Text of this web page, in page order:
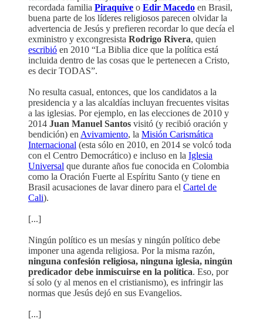
recordada familia Piraquive o Edir Macedo en Brasil,
buena parte de los líderes religiosos parecen olvidar la
advertencia de Jesús y prefieren recordar lo que decía el
exministro y excongresista Rodrigo Rivera, quien
escribió en 2010 “La Biblia dice que la política está
incluida dentro de las cosas que le pertenecen a Cristo,
es decir TODAS”.
No resulta casual, entonces, que los candidatos a la
presidencia y a las alcaldías incluyan frecuentes visitas
a las iglesias. Por ejemplo, en las elecciones de 2010 y
2014 Juan Manuel Santos visitó (y recibió oración y
bendición) en Avivamiento, la Misión Carismática
Internacional (esta sólo en 2010, en 2014 se volcó toda
con el Centro Democrático) e incluso en la Iglesia
Universal que durante años fue conocida en Colombia
como la Oración Fuerte al Espíritu Santo (y tiene en
Brasil acusaciones de lavar dinero para el Cartel de
Cali).
[...]
Ningún político es un mesías y ningún político debe
imponer una agenda religiosa. Por la misma razón,
ninguna confesión religiosa, ninguna iglesia, ningún
predicador debe inmiscuirse en la política. Eso, por
sí solo (y al menos en el cristianismo), es infringir las
normas que Jesús dejó en sus Evangelios.
[...]